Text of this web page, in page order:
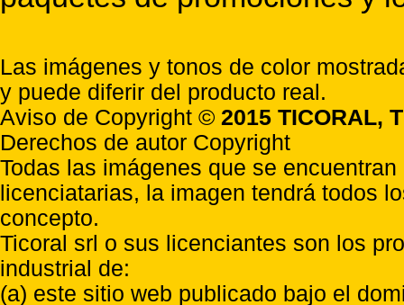
Las imágenes y tonos de color
y puede diferir del producto real.
Aviso de Copyright © 2015 TICORAL,
Derechos de autor Copyright
Todas las imágenes que se
licenciatarias, la imagen tendrá todos
concepto.
Ticoral srl o sus licenciantes son los
industrial de:
(a) este sitio web publicado bajo el